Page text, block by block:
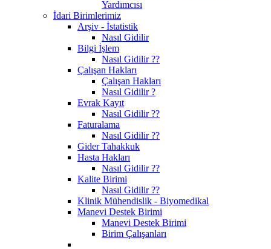
Yardımcısı
İdari Birimlerimiz
Arşiv - İstatistik
Nasıl Gidilir
Bilgi İşlem
Nasıl Gidilir ??
Çalışan Hakları
Çalışan Hakları
Nasıl Gidilir ?
Evrak Kayıt
Nasıl Gidilir ??
Faturalama
Nasıl Gidilir ??
Gider Tahakkuk
Hasta Hakları
Nasıl Gidilir ??
Kalite Birimi
Nasıl Gidilir ??
Klinik Mühendislik - Biyomedikal
Manevi Destek Birimi
Manevi Destek Birimi
Birim Çalışanları